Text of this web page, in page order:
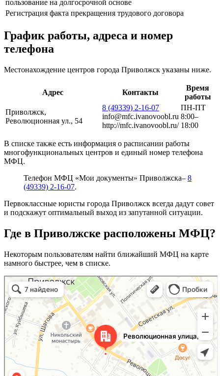
пользование на долгосрочной основе
Регистрация факта прекращения трудового договора
График работы, адреса и номер
телефона
Местонахождение центров города Приволжск указаны ниже.
Адрес Контакты
Время
работы
Приволжск,
Революционная ул., 54
8 (49339) 2-16-07
info@mfc.ivanovoobl.ru
http://mfc.ivanovoobl.ru/
ПН-ПТ
8:00–
18:00
В списке также есть информация о расписании работы
многофункциональных центров и единый номер телефона
МФЦ.
Телефон МФЦ «Мои документы» Приволжска– 8
(49339) 2-16-07.
Первоклассные юристы города Приволжск всегда дадут совет
и подскажут оптимальный выход из запутанной ситуации.
Где в Приволжске расположены МФЦ?
Некоторым пользователям найти ближайший МФЦ на карте
намного быстрее, чем в списке.